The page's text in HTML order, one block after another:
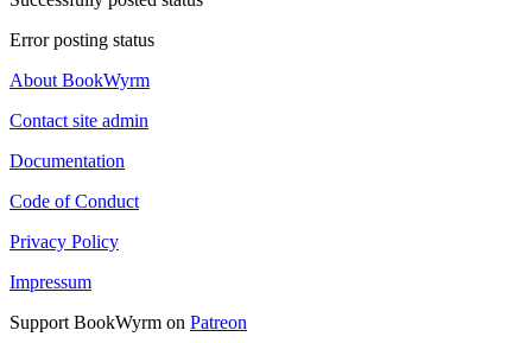
Error posting status
About BookWyrm
Contact site admin
Documentation
Code of Conduct
Privacy Policy
Impressum
Support BookWyrm on Patreon